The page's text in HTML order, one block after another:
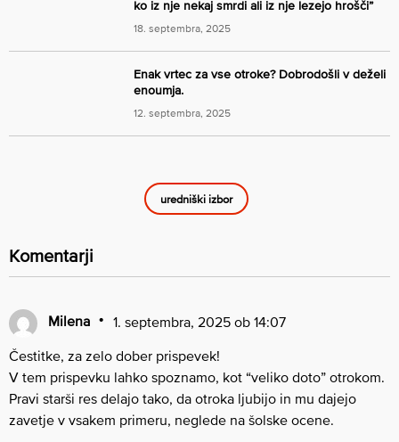
ko iz nje nekaj smrdi ali iz nje lezejo hrošči”
18. septembra, 2025
Enak vrtec za vse otroke? Dobrodošli v deželi
enoumja.
12. septembra, 2025
uredniški izbor
Komentarji
Milena 1. septembra, 2025 ob 14:07
Čestitke, za zelo dober prispevek!
V tem prispevku lahko spoznamo, kot “veliko doto” otrokom.
Pravi starši res delajo tako, da otroka ljubijo in mu dajejo
zavetje v vsakem primeru, neglede na šolske ocene.